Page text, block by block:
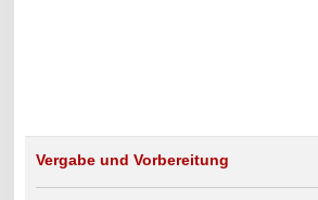
Vergabe und Vorbereitung